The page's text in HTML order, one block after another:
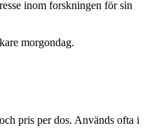
inom forskningen för sin
morgondag.
pris per dos. Används ofta i